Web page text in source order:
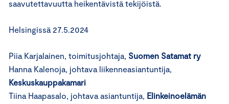
saavutettavuutta heikentävistä tekijöistä.
Helsingissä 27.5.2024
Piia Karjalainen, toimitusjohtaja, Suomen Satamat ry
Hanna Kalenoja, johtava liikenneasiantuntija,
Keskuskauppakamari
Tiina Haapasalo, johtava asiantuntija, Elinkeinoelämän